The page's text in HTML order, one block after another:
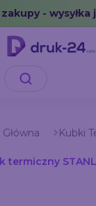
or invalid
- wysyłka
Kubki
termiczny